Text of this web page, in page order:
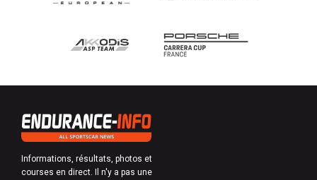
Informations, résultats, photos et
courses en direct. Il n'y a pas une